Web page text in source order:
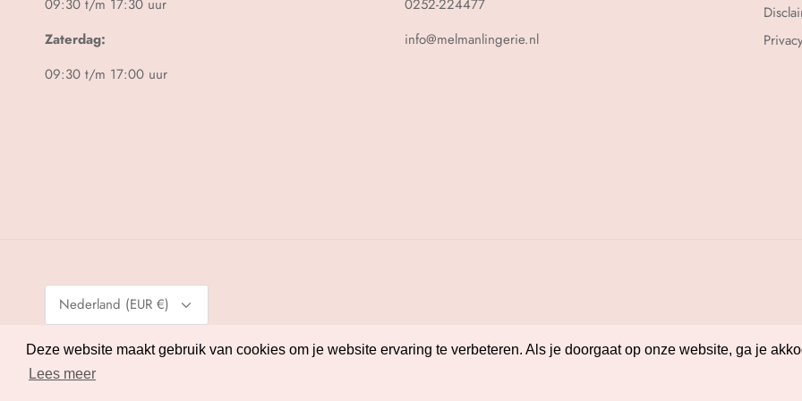
Deze website maakt gebruik van cookies om je website ervaring te verbeteren. Als je doorgaat op onze website, ga je
Lees meer
Deze website maakt gebruik van cookies om je website ervaring te verbeteren. Als je doorgaat op onze website, ga je
Lees meer
09:30 t/m 17:30 uur
Zaterdag:
09:30 t/m 17:00 uur
0252-224477
info@melmanlingerie.nl
Valuta
Nederland (EUR €)
© 2026Melman Lingerie.Powered by Shopify